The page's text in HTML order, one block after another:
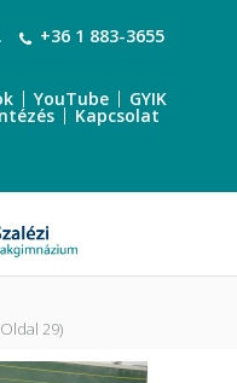
+36 1 883-3655
YouTube GYIK
Kapcsolat
29)